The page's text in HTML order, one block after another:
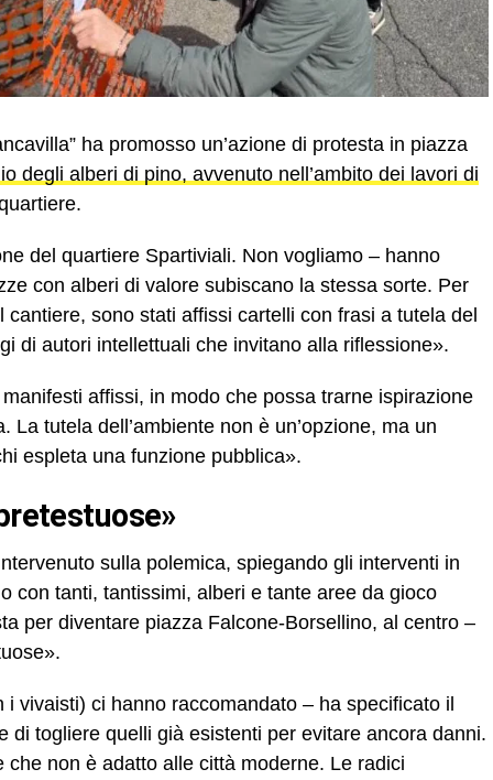
ha promosso un’azione di protesta in piazza
degli alberi di pino, avvenuto nell’ambito dei lavori di
del quartiere Spartiviali. Non vogliamo – hanno
con alberi di valore subiscano la stessa sorte. Per
sono stati affissi cartelli con frasi a tutela del
di autori intellettuali che invitano alla riflessione».
affissi, in modo che possa trarne ispirazione
tutela dell’ambiente non è un’opzione, ma un
espleta una funzione pubblica».
sulla polemica, spiegando gli interventi in
con tanti, tantissimi, alberi e tante aree da gioco
per diventare piazza Falcone-Borsellino, al centro –
vivaisti) ci hanno raccomandato – ha specificato il
di togliere quelli già esistenti per evitare ancora danni.
non è adatto alle città moderne. Le radici